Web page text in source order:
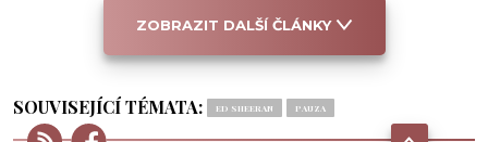
ZOBRAZIT DALŠÍ ČLÁNKY
SOUVISEJÍCÍ TÉMATA: ED SHEERAN PAUZA